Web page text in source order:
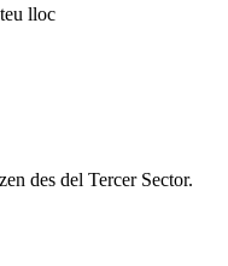
lloc
des del Tercer Sector.